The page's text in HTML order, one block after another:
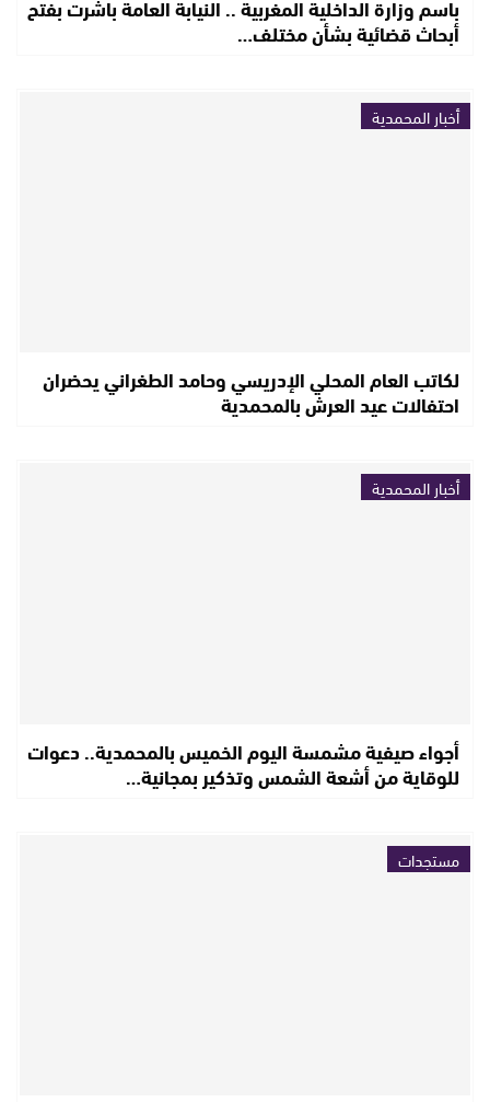
أبحاث قضائية بشأن مختلف…
أخبار المحمدية
لكاتب العام المحلي الإدريسي وحامد الطغراني يحضران
احتفالات عيد العرش بالمحمدية
أخبار المحمدية
أجواء صيفية مشمسة اليوم الخميس بالمحمدية.. دعوات
للوقاية من أشعة الشمس وتذكير بمجانية…
مستجدات